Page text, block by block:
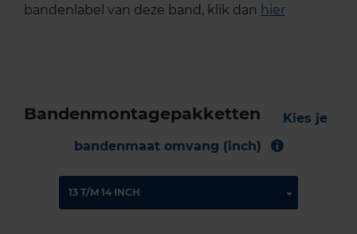
bandenlabel van deze band, klik dan hier
Bandenmontagepakketten
Kies je
bandenmaat omvang (inch)